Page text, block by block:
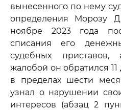
вынесенного по нему
определения Морозу
ноябре 2023 года
списания его
судебных
жалобой он обратился 11
в пределах шести
узнал о нарушении
интересов (абзац 2